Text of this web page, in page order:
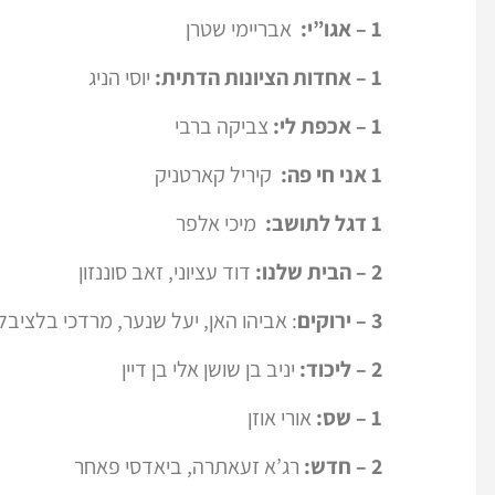
1 – אגו”י:
אבריימי שטרן
1 – אחדות הציונות הדתית:
יוסי הניג
1 – אכפת לי:
צביקה ברבי
1 אני חי פה:
קיריל קארטניק
1 דגל לתושב:
מיכי אלפר
2 – הבית שלנו:
דוד עציוני, זאב סוננזון
3 – ירוקים
: אביהו האן, יעל שנער, מרדכי
2 – ליכוד:
יניב בן שושן אלי בן דיין
1 – שס:
אורי אוזן
2 – חדש:
רג’א זעאתרה, ביאדסי פאחר